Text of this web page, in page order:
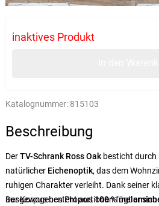
inaktives Produkt
Katalognummer: 815103
Beschreibung
DerTV-Schrank Ross Oakbesticht durch
natürlicher Eichenoptik, das dem
ruhigen Charakter verleiht. Dank seiner
ausgewogenen Proportionen fügt er sich
Der Korpus besteht aus100 %